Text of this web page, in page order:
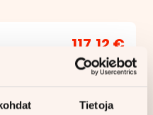
Tietoja
117,12 €